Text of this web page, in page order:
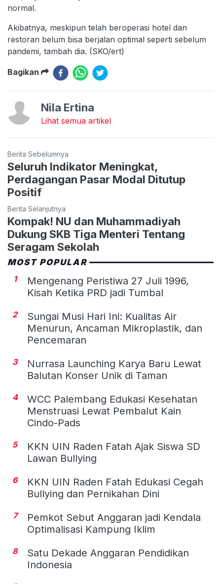
normal.
Akibatnya, meskipun telah beroperasi hotel dan
restoran belum bisa berjalan optimal seperti sebelum
pandemi, tambah dia. (SKO/ert)
Bagikan
Nila Ertina
Lihat semua artikel
Berita Sebelumnya
Seluruh Indikator Meningkat,
Perdagangan Pasar Modal Ditutup
Positif
Berita Selanjutnya
Kompak! NU dan Muhammadiyah
Dukung SKB Tiga Menteri Tentang
Seragam Sekolah
MOST POPULAR
1
Mengenang Peristiwa 27 Juli 1996,
Kisah Ketika PRD jadi Tumbal
2
Sungai Musi Hari Ini: Kualitas Air
Menurun, Ancaman Mikroplastik, dan
Pencemaran
3
Nurrasa Launching Karya Baru Lewat
Balutan Konser Unik di Taman
4
WCC Palembang Edukasi Kesehatan
Menstruasi Lewat Pembalut Kain
Cindo-Pads
5
KKN UIN Raden Fatah Ajak Siswa SD
Lawan Bullying
6
KKN UIN Raden Fatah Edukasi Cegah
Bullying dan Pernikahan Dini
7
Pemkot Sebut Anggaran jadi Kendala
Optimalisasi Kampung Iklim
8
Satu Dekade Anggaran Pendidikan
Indonesia